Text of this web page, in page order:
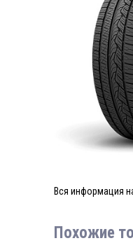
Вся информация
Похожие